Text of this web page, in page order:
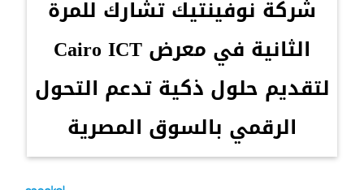
شركة نوفينتيك تشارك للمرة
الثانية في معرض Cairo ICT
لتقديم حلول ذكية تدعم التحول
الرقمي بالسوق المصرية